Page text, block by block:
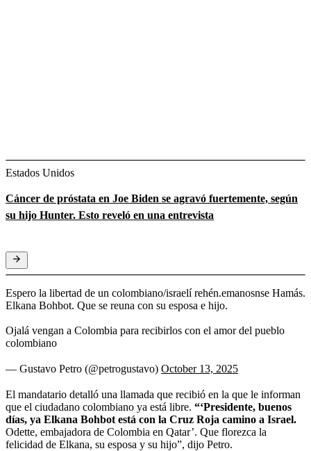
Estados Unidos
Cáncer de próstata en Joe Biden se agravó fuertemente, según
su hijo Hunter. Esto reveló en una entrevista
Espero la libertad de un colombiano/israelí rehén.emanosnse Hamás.
Elkana Bohbot. Que se reuna con su esposa e hijo.
Ojalá vengan a Colombia para recibirlos con el amor del pueblo
colombiano
— Gustavo Petro (@petrogustavo) October 13, 2025
El mandatario detalló una llamada que recibió en la que le informan
que el ciudadano colombiano ya está libre. “‘Presidente, buenos
días, ya Elkana Bohbot está con la Cruz Roja camino a Israel.
Odette, embajadora de Colombia en Qatar’. Que florezca la
felicidad de Elkana, su esposa y su hijo”, dijo Petro.